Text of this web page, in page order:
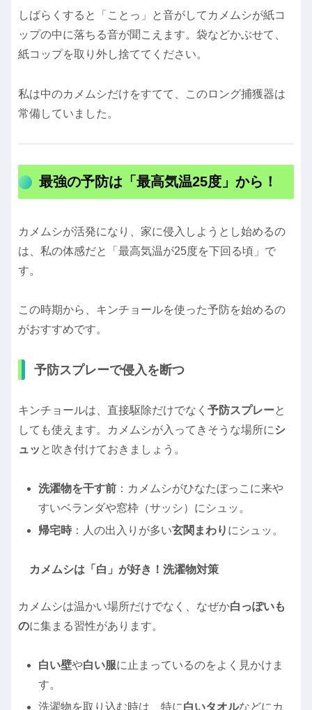
しばらくすると「ことっ」と音がしてカメムシが紙コ
ップの中に落ちる音が聞こえます。袋などかぶせて、
紙コップを取り外し捨ててください。
私は中のカメムシだけをすてて、このロング捕獲器は
常備していました。
最強の予防は「最高気温25度」から！
カメムシが活発になり、家に侵入しようとし始めるの
は、私の体感だと「最高気温が25度を下回る頃」で
す。
この時期から、キンチョールを使った予防を始めるの
がおすすめです。
予防スプレーで侵入を断つ
キンチョールは、直接駆除だけでなく 予防スプレーと
しても使えます。カメムシが入ってきそうな場所に シ
ュッ と吹き付けておきましょう。
洗濯物を干す前 ：カメムシがひなたぼっこに来や
すいベランダや窓枠（サッシ）にシュッ。
帰宅時：人の出入りが多い玄関まわり にシュッ。
カメムシは「白」が好き！洗濯物対策
カメムシは温かい場所だけでなく、なぜか白っぽいも
のに集まる習性があります。
白い壁や白い服に止まっているのをよく見かけま
す。
洗濯物を取り込む時は、特に白いタオルなどにカ